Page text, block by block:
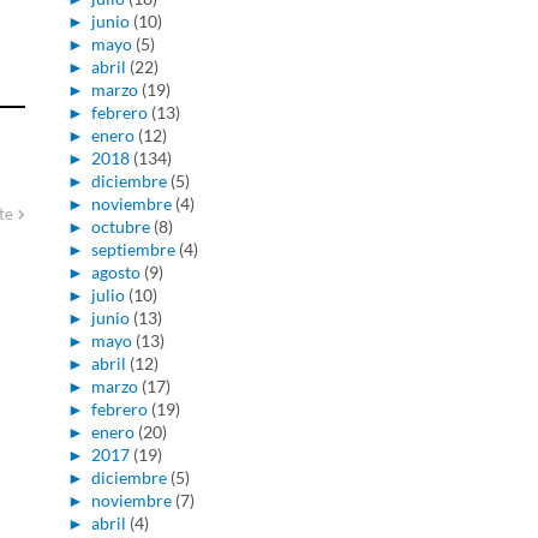
► junio (10)
► mayo (5)
► abril (22)
► marzo (19)
► febrero (13)
► enero (12)
► 2018 (134)
► diciembre (5)
► noviembre (4)
► octubre (8)
► septiembre (4)
► agosto (9)
► julio (10)
► junio (13)
► mayo (13)
► abril (12)
► marzo (17)
► febrero (19)
► enero (20)
► 2017 (19)
► diciembre (5)
► noviembre (7)
► abril (4)